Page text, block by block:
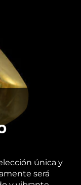
única y
será